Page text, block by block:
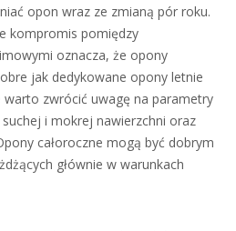
opon wraz ze zmianą pór roku.
kompromis pomiędzy
oznacza, że opony
jak dedykowane opony letnie
zwrócić uwagę na parametry
i mokrej nawierzchni oraz
całoroczne mogą być dobrym
głównie w warunkach